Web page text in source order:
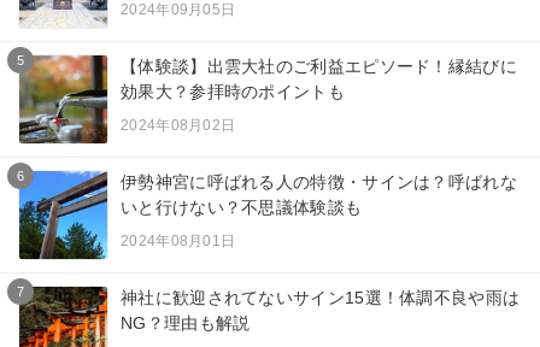
2024年09月05日
5
【体験談】出雲大社のご利益エピソード！縁結びに
効果大？参拝時のポイントも
2024年08月02日
6
伊勢神宮に呼ばれる人の特徴・サインは？呼ばれな
いと行けない？不思議体験談も
2024年08月01日
7
神社に歓迎されてないサイン15選！体調不良や雨は
NG？理由も解説